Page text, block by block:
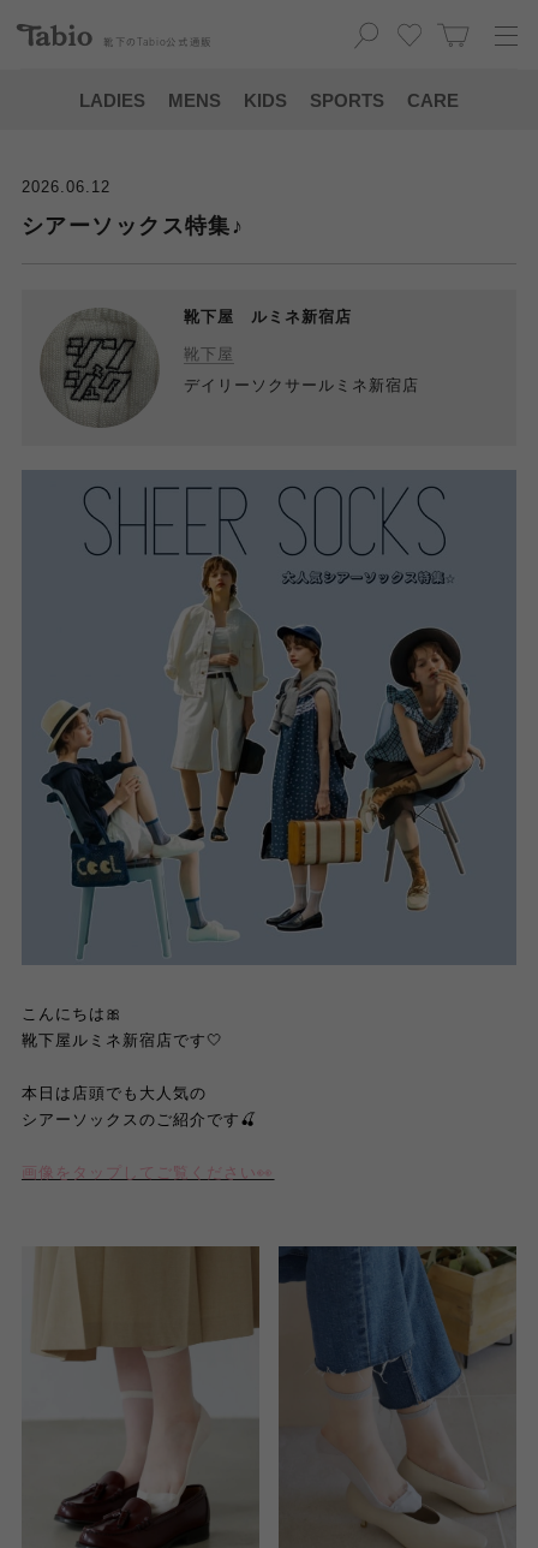
靴下の Tabio 公式通販
LADIES MENS KIDS SPORTS CARE
2026.06.12
シアーソックス特集♪
靴下屋 ルミネ新宿店
靴下屋
デイリーソクサールミネ新宿店
こんにちは🎀
靴下屋ルミネ新宿店です🤍
本日は店頭でも大人気の
シアーソックスのご紹介です🍒
画像をタップしてご覧ください👀